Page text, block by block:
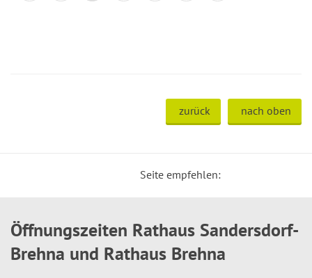
zurück nach oben
Seite empfehlen:
Öffnungszeiten Rathaus Sandersdorf-
Brehna und Rathaus Brehna